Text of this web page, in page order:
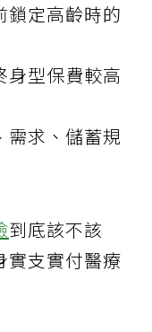
鎖定高齡時的
身型保費較高
需求、儲蓄規
到底該不該
實支實付醫療